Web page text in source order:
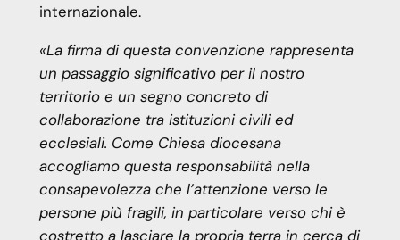
internazionale.
«La firma di questa convenzione rappresenta
un passaggio significativo per il nostro
territorio e un segno concreto di
collaborazione tra istituzioni civili ed
ecclesiali. Come Chiesa diocesana
accogliamo questa responsabilità nella
consapevolezza che l’attenzione verso le
persone più fragili, in particolare verso chi è
costretto a lasciare la propria terra in cerca di